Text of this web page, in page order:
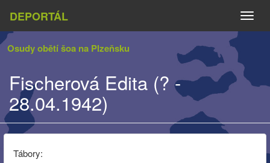
DEPORTÁL
Osudy obětí šoa na Plzeňsku
Fischerová Edita (? -
28.04.1942)
Tábory: